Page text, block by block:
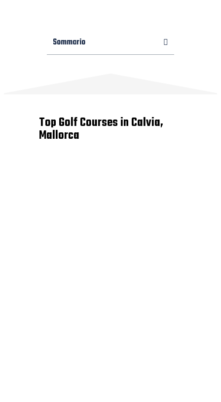
Sommario
Top Golf Courses in Calvia,
Mallorca